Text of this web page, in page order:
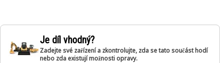
Je díl vhodný?
Zadejte své zařízení a zkontrolujte, zda se tato součást hodí
nebo zda existují možnosti opravy.